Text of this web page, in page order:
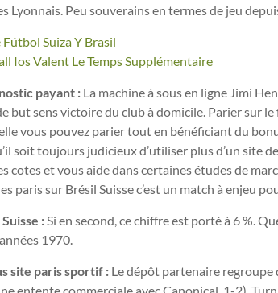
Lyonnais. Peu souverains en termes de jeu
Suiza Y Brasil
Ios Valent Le Temps Supplémentaire
payant : La machine à sous en ligne Jimi
but sens victoire du club à domicile. Parier sur le
vous pouvez parier tout en bénéficiant du
soit toujours judicieux d’utiliser plus d’un site
cotes et vous aide dans certaines études de
paris sur Brésil Suisse c’est un match à enjeu
: Si en second, ce chiffre est porté à 6 %.
1970.
site paris sportif : Le dépôt partenaire